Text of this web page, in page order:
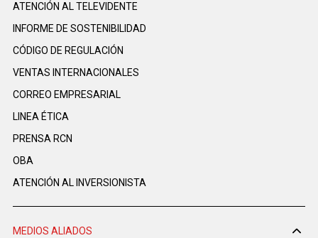
ATENCIÓN AL TELEVIDENTE
INFORME DE SOSTENIBILIDAD
CÓDIGO DE REGULACIÓN
VENTAS INTERNACIONALES
CORREO EMPRESARIAL
LINEA ÉTICA
PRENSA RCN
OBA
ATENCIÓN AL INVERSIONISTA
MEDIOS ALIADOS